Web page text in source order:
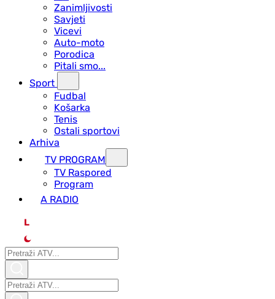
Zanimljivosti
Savjeti
Vicevi
Auto-moto
Porodica
Pitali smo...
Sport
Fudbal
Košarka
Tenis
Ostali sportovi
Arhiva
TV PROGRAM
ТV Raspored
Program
A RADIO
L